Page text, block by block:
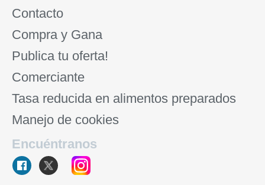
Contacto
Compra y Gana
Publica tu oferta!
Comerciante
Tasa reducida en alimentos preparados
Manejo de cookies
Encuéntranos